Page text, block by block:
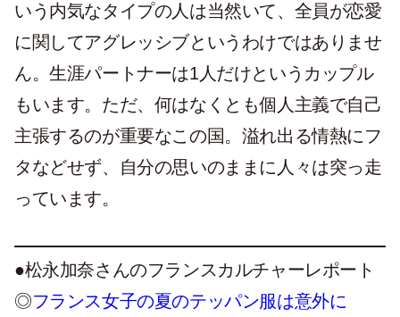
いう内気なタイプの人は当然いて、全員が恋愛
に関してアグレッシブというわけではありませ
ん。生涯パートナーは1人だけというカップル
もいます。ただ、何はなくとも個人主義で自己
主張するのが重要なこの国。溢れ出る情熱にフ
タなどせず、自分の思いのままに人々は突っ走
っています。
●松永加奈さんのフランスカルチャーレポート
◎フランス女子の夏のテッパン服は意外に